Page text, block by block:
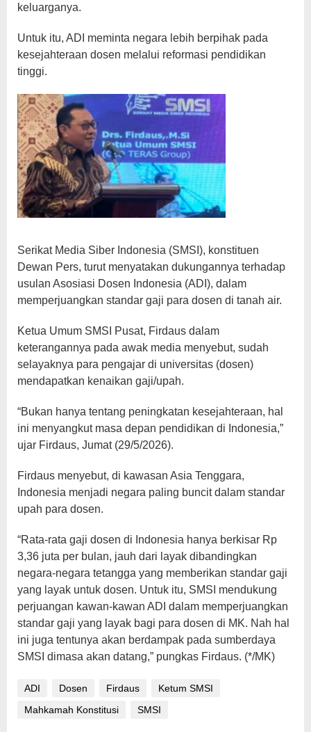
keluarganya.
Untuk itu, ADI meminta negara lebih berpihak pada
kesejahteraan dosen melalui reformasi pendidikan
tinggi.
Serikat Media Siber Indonesia (SMSI), konstituen
Dewan Pers, turut menyatakan dukungannya terhadap
usulan Asosiasi Dosen Indonesia (ADI), dalam
memperjuangkan standar gaji para dosen di tanah air.
Ketua Umum SMSI Pusat, Firdaus dalam
keterangannya pada awak media menyebut, sudah
selayaknya para pengajar di universitas (dosen)
mendapatkan kenaikan gaji/upah.
“Bukan hanya tentang peningkatan kesejahteraan, hal
ini menyangkut masa depan pendidikan di Indonesia,”
ujar Firdaus, Jumat (29/5/2026).
Firdaus menyebut, di kawasan Asia Tenggara,
Indonesia menjadi negara paling buncit dalam standar
upah para dosen.
“Rata-rata gaji dosen di Indonesia hanya berkisar Rp
3,36 juta per bulan, jauh dari layak dibandingkan
negara-negara tetangga yang memberikan standar gaji
yang layak untuk dosen. Untuk itu, SMSI mendukung
perjuangan kawan-kawan ADI dalam memperjuangkan
standar gaji yang layak bagi para dosen di MK. Nah hal
ini juga tentunya akan berdampak pada sumberdaya
SMSI dimasa akan datang,” pungkas Firdaus. (*/MK)
ADI Dosen Firdaus
Ketum SMSI
Mahkamah Konstitusi
SMSI